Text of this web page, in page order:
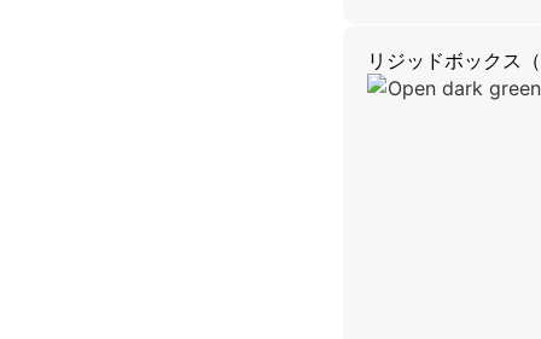
リジッドボックス